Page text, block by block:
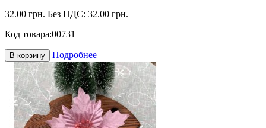
32.00 грн. Без НДС: 32.00 грн.
Код товара:00731
В корзину Подробнее